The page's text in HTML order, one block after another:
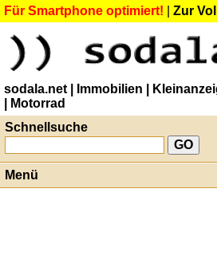
Für Smartphone optimiert! Zur
sodala.net | Immobilien |
| Motorrad
Schnellsuche
Menü